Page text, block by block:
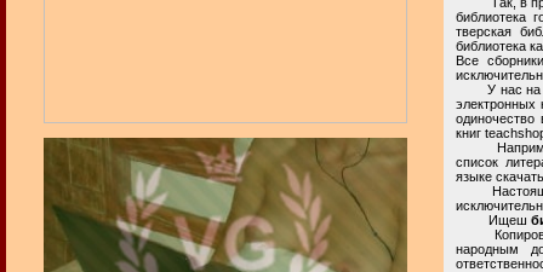
библиотека
тверская
библиотека
Все
У нас на
электронных
одиночество
книг
Например,
список
языке
Настоящая
Ищеш
народным